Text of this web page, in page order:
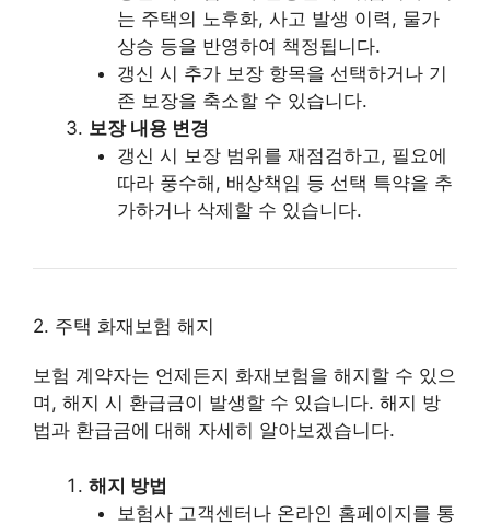
는 주택의 노후화, 사고 발생 이력, 물가
상승 등을 반영하여 책정됩니다.
갱신 시 추가 보장 항목을 선택하거나 기
존 보장을 축소할 수 있습니다.
보장 내용 변경
갱신 시 보장 범위를 재점검하고, 필요에
따라 풍수해, 배상책임 등 선택 특약을 추
가하거나 삭제할 수 있습니다.
2. 주택 화재보험 해지
보험 계약자는 언제든지 화재보험을 해지할 수 있으
며, 해지 시 환급금이 발생할 수 있습니다. 해지 방
법과 환급금에 대해 자세히 알아보겠습니다.
해지 방법
보험사 고객센터나 온라인 홈페이지를 통